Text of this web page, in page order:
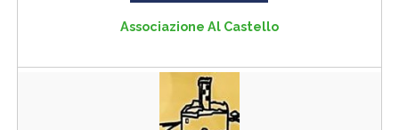
Associazione Al Castello